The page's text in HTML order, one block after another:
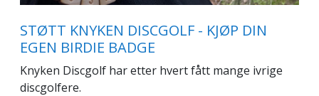
STØTT KNYKEN DISCGOLF - KJØP DIN
EGEN BIRDIE BADGE
Knyken Discgolf har etter hvert fått mange ivrige
discgolfere.